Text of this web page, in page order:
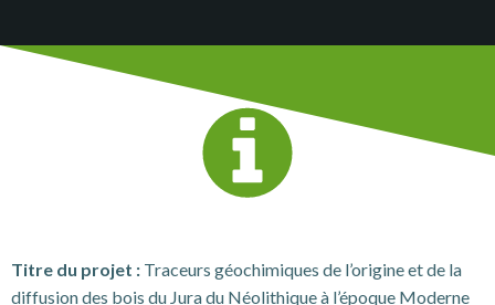
Titre du projet : Traceurs géochimiques de l’origine et de la
diffusion des bois du Jura du Néolithique à l’époque Moderne